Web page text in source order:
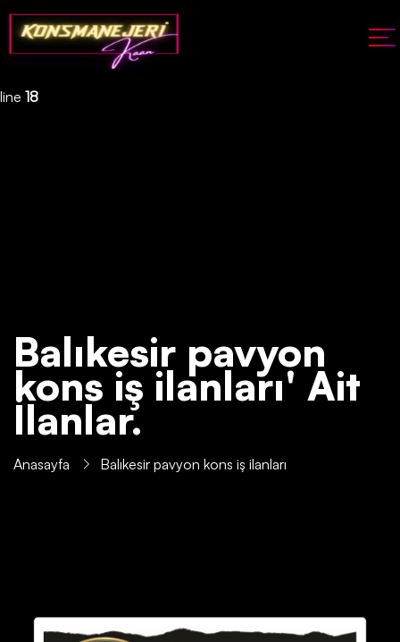
Deprecated: json_decode(): Passing null to parameter #1 ($json)
of type string is deprecated in
/home/konsmenajericom/public_html/api/kontrol/etiket.php
line 18
Balıkesir pavyon
kons iş ilanları' Ait
İlanlar.
Anasayfa Balıkesir pavyon kons iş ilanları